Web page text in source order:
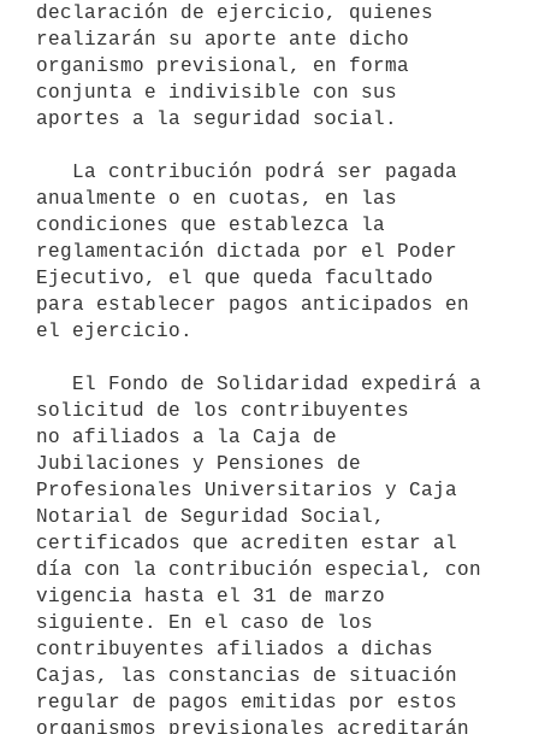
declaración de ejercicio, quienes
realizarán su aporte ante dicho
organismo previsional, en forma
conjunta e indivisible con sus
aportes a la seguridad social.
anualmente o en cuotas, en las
condiciones que establezca la
reglamentación dictada por el Poder
Ejecutivo, el que queda facultado
para establecer pagos anticipados en
el ejercicio.
solicitud de los contribuyentes
no afiliados a la Caja de
Jubilaciones y Pensiones de
Profesionales Universitarios y Caja
Notarial de Seguridad Social,
certificados que acrediten estar al
día con la contribución especial, con
vigencia hasta el 31 de marzo
siguiente. En el caso de los
contribuyentes afiliados a dichas
Cajas, las constancias de situación
regular de pagos emitidas por estos
organismos previsionales acreditarán